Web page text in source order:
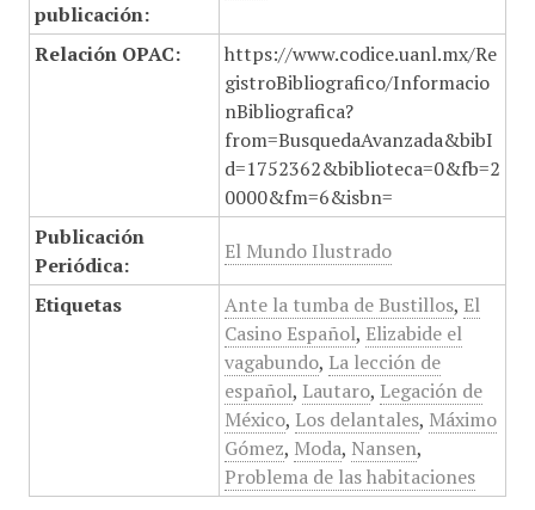
publicación:
Relación OPAC:
https://www.codice.uanl.mx/Re
gistroBibliografico/Informacio
nBibliografica?
from=BusquedaAvanzada&bibI
d=1752362&biblioteca=0&fb=2
0000&fm=6&isbn=
Publicación
Periódica:
El Mundo Ilustrado
Etiquetas Ante la tumba de Bustillos, El
Casino Español, Elizabide el
vagabundo, La lección de
español, Lautaro, Legación de
México, Los delantales, Máximo
Gómez, Moda, Nansen,
Problema de las habitaciones